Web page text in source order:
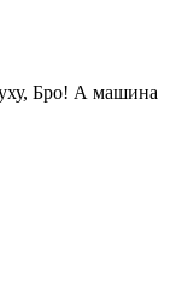
Бро! А машина